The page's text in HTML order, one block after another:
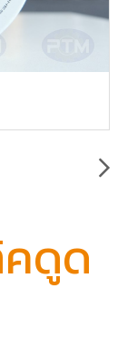
ดูด